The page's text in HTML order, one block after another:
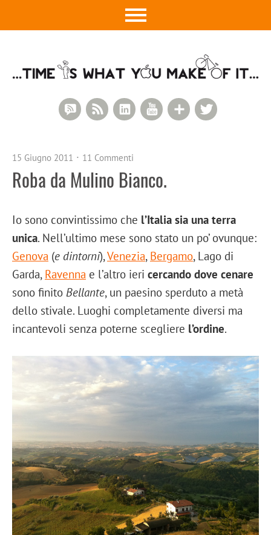
Google+
YouTube
LinkedIn
RSS Feed
RSS Comments
15 Giugno 2011 11 Commenti
Roba da Mulino Bianco.
Io sono convintissimo che l’Italia sia una terra
unica. Nell’ultimo mese sono stato un po’ ovunque:
Genova (e dintorni),Venezia, Bergamo, Lago di
Garda, Ravenna e l’altro ieri cercando dove cenare
sono finito Bellante, un paesino sperduto a metà
dello stivale. Luoghi completamente diversi ma
incantevoli senza poterne scegliere l’ordine.